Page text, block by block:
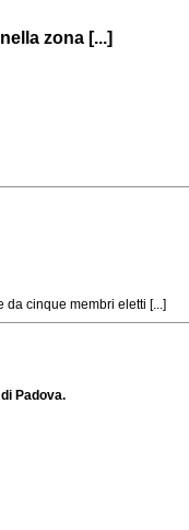
zona [...]
cinque membri eletti [...]
Padova.